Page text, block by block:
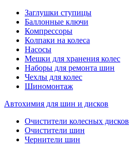
Заглушки ступицы
Баллонные ключи
Компрессоры
Колпаки на колеса
Насосы
Мешки для хранения колес
Наборы для ремонта шин
Чехлы для колес
Шиномонтаж
Автохимия для шин и дисков
Очистители колесных дисков
Очистители шин
Чернители шин